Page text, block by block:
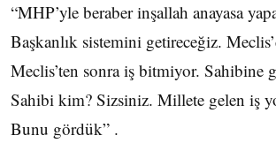
“MHP’yle beraber inşallah anayasa
Başkanlık sistemini getireceğiz.
Meclis’ten sonra iş bitmiyor. Sahibine
Sahibi kim? Sizsiniz. Millete gelen iş
Bunu gördük” .